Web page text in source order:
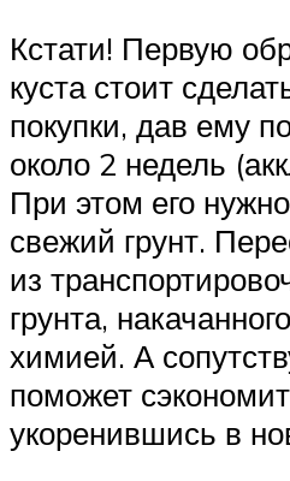
Кстати! Первую
куста стоит
покупки, дав ему
около 2 недель
При этом его
свежий грунт.
из
грунта,
химией. А
поможет
укоренившись в